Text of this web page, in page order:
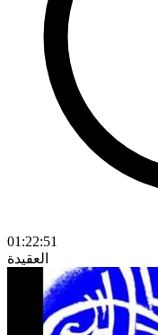
01:22:51
العقيدة